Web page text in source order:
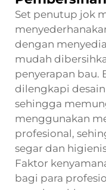
Set penutup jok
dengan
mudah
penyerapan bau.
dilengkapi
sehingga
menggunakan
profesional,
segar dan
Faktor
bagi para